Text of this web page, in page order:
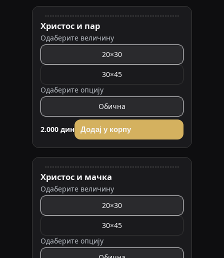
Христос и пар
Одаберите величину
20×30
30×45
Одаберите опцију
Обична
2.000 дин Додај у корпу
Христос и мачка
Одаберите величину
20×30
30×45
Одаберите опцију